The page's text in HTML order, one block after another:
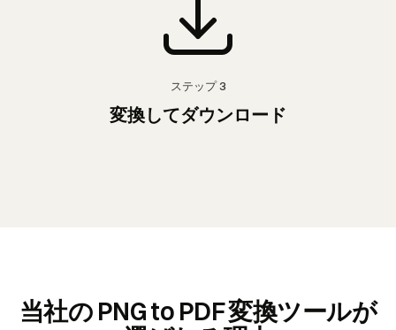
ステップ3
変換してダウンロード
当社の PNG to PDF 変換ツールが